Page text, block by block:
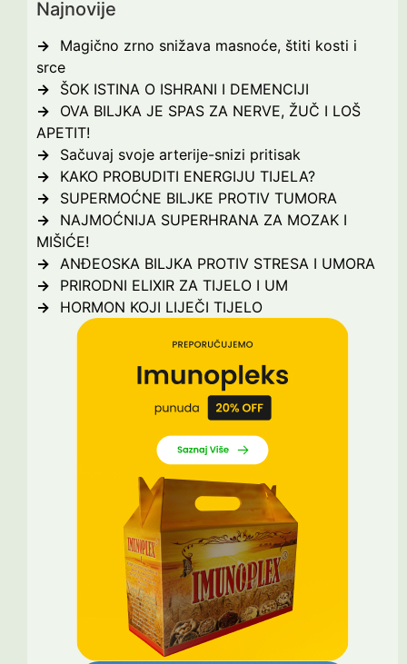
Najnovije
Magično zrno snižava masnoće, štiti kosti i
srce
ŠOK ISTINA O ISHRANI I DEMENCIJI
OVA BILJKA JE SPAS ZA NERVE, ŽUČ I LOŠ
APETIT!
Sačuvaj svoje arterije-snizi pritisak
KAKO PROBUDITI ENERGIJU TIJELA?
SUPERMOĆNE BILJKE PROTIV TUMORA
NAJMOĆNIJA SUPERHRANA ZA MOZAK I
MIŠIĆE!
ANĐEOSKA BILJKA PROTIV STRESA I UMORA
PRIRODNI ELIXIR ZA TIJELO I UM
HORMON KOJI LIJEČI TIJELO